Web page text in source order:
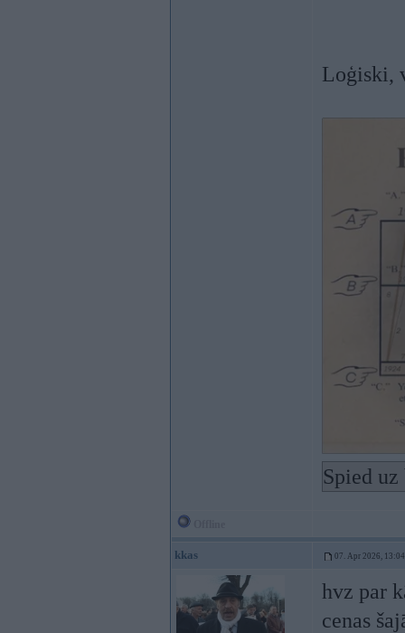
Loģiski,
Spied
kkas 07. Apr 2026, 13:04
hvz par
cenas